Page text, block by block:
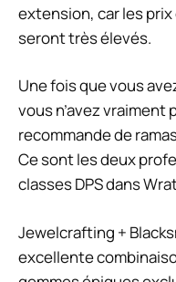
extension, car les
seront très élevés.
Une fois que vous
vous n’avez vraiment
recommande de
Ce sont les deux
classes DPS dans
Jewelcrafting +
excellente